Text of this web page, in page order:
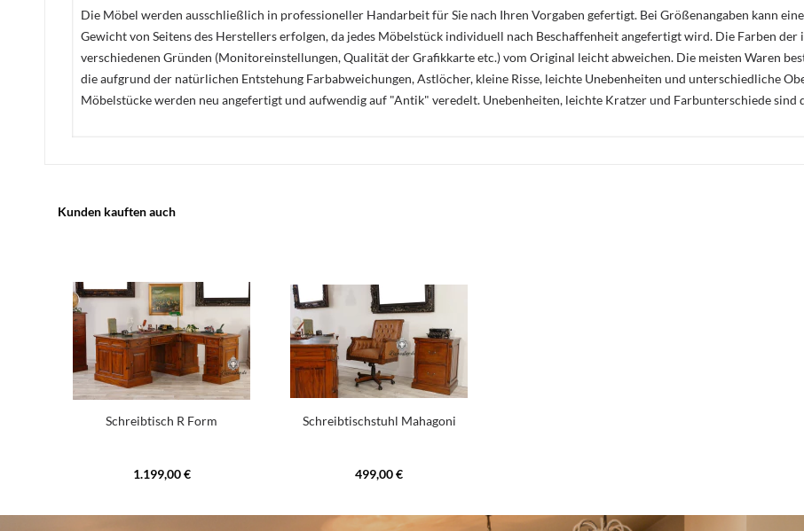
Die Möbel werden ausschließlich in professioneller Handarbeit für Sie nach Ihren Vorgaben gefertigt. Bei Größenangaben kann
Gewicht von Seitens des Herstellers erfolgen, da jedes Möbelstück individuell nach Beschaffenheit angefertigt wird. Die Farben
verschiedenen Gründen (Monitoreinstellungen, Qualität der Grafikkarte etc.) vom Original leicht abweichen. Die meisten Waren
die aufgrund der natürlichen Entstehung Farbabweichungen, Astlöcher, kleine Risse, leichte Unebenheiten und unterschiedliche
Möbelstücke werden neu angefertigt und aufwendig auf "Antik" veredelt. Unebenheiten, leichte Kratzer und Farbunterschiede sind
Kunden kauften auch
Schreibtisch R Form
1.199,00 €
Schreibtischstuhl Mahagoni
499,00 €